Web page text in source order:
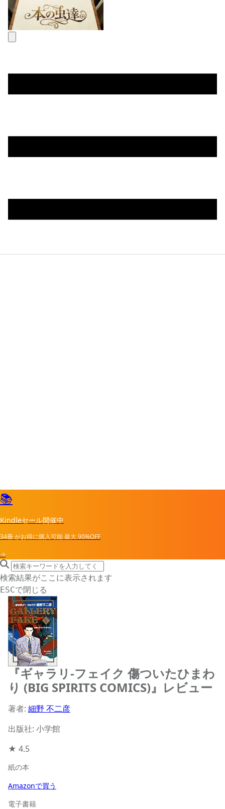
📚
Kindleセール開催中
34冊がお得に購入可能最大90%OFF
→
search icon
サイト内検索
検索結果がここに表示されます
ESCで閉じる
『ギャラリ-フェイク 傷ついたひまわ
り (BIG SPIRITS COMICS)』レビュー
著者: 細野 不二彦
出版社: 小学館
★ 4.5
紙の本
Amazonで買う
電子書籍